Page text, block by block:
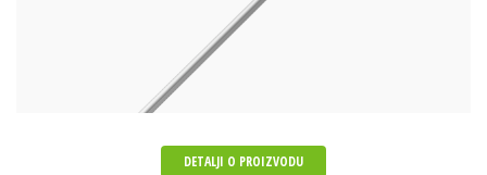
DETALJI O PROIZVODU